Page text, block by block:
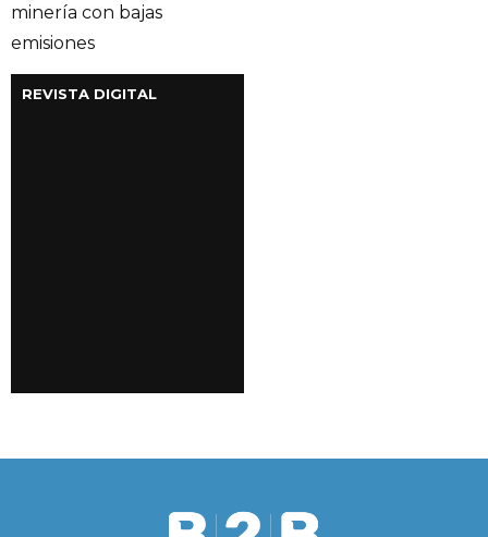
minería con bajas
emisiones
REVISTA DIGITAL